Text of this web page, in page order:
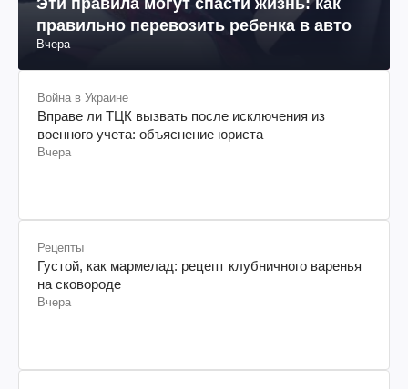
правильно перевозить ребенка в авто
Вчера
Война в Украине
Вправе ли ТЦК вызвать после исключения из
военного учета: объяснение юриста
Вчера
Рецепты
Густой, как мармелад: рецепт клубничного варенья
на сковороде
Вчера